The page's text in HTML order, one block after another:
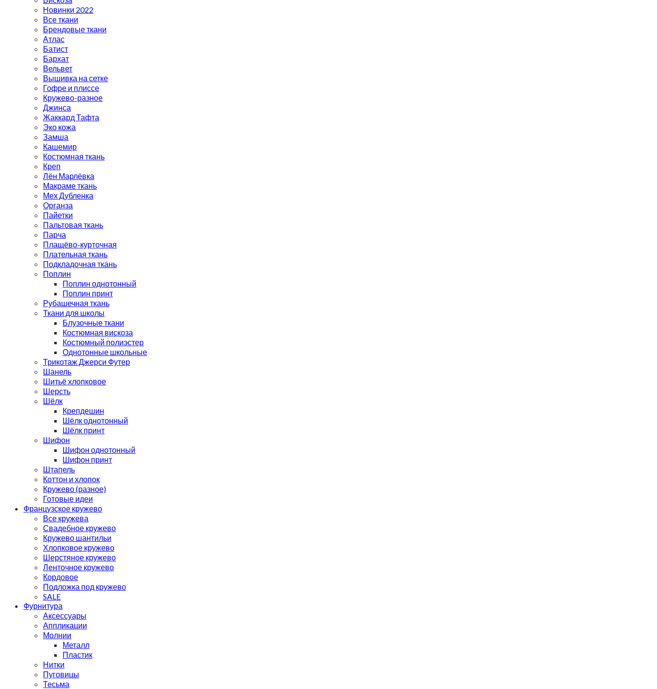
Новинки 2022
Все ткани
Брендовые ткани
Атлас
Батист
Бархат
Вельвет
Вышивка на сетке
Гофре и плиссе
Кружево-разное
Джинса
Жаккард Тафта
Эко кожа
Замша
Кашемир
Костюмная ткань
Креп
Лён Марлёвка
Макраме ткань
Мех Дубленка
Органза
Пайетки
Пальтовая ткань
Парча
Плащёво-курточная
Плательная ткань
Подкладочная ткань
Поплин
Поплин однотонный
Поплин принт
Рубашечная ткань
Ткани для школы
Блузочные ткани
Костюмная вискоза
Костюмный полиэстер
Однотонные школьные
Трикотаж Джерси Футер
Шанель
Шитьё хлопковое
Шерсть
Шёлк
Крепдешин
Шёлк однотонный
Шёлк принт
Шифон
Шифон однотонный
Шифон принт
Штапель
Коттон и хлопок
Кружево (разное)
Готовые идеи
Французское кружево
Все кружева
Свадебное кружево
Кружево шантильи
Хлопковое кружево
Шерстяное кружево
Ленточное кружево
Кордовое
Подложка под кружево
SALE
Фурнитура
Аксессуары
Аппликации
Молнии
Металл
Пластик
Нитки
Пуговицы
Тесьма